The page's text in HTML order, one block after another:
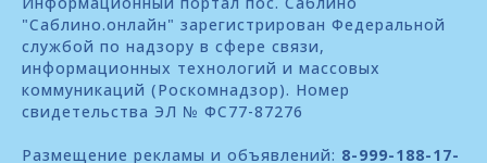
"Саблино.онлайн" зарегистрирован Федеральной
службой по надзору в сфере связи,
информационных технологий и массовых
коммуникаций (Роскомнадзор). Номер
свидетельства ЭЛ № ФС77-87276
Размещение рекламы и объявлений: 8-999-188-17-